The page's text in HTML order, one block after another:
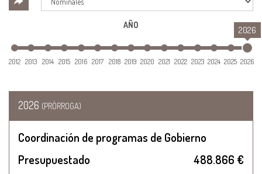
AÑO 2026
2012 2013 2014 2015 2016 2017 2018 2019 2020 2021 2022 2023 2024 2025 2026
2026 (PRÓRROGA)
Coordinación de programas de Gobierno
Presupuestado
488.866 €